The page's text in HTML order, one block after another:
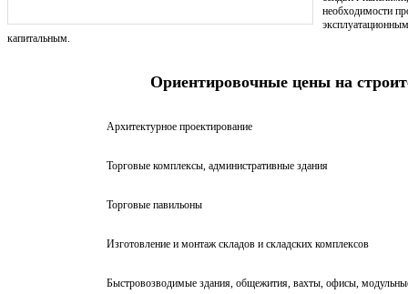
необходимости
капитальным.
Ориентировочные цены на
Архитектурное проектирование
Торговые комплексы, административные здания
Торговые павильоны
Изготовление и монтаж складов и складских комплексов
Быстровозводимые здания, общежития, вахты, офисы,